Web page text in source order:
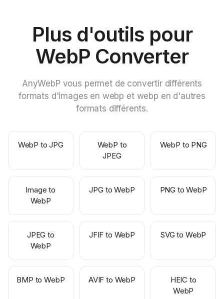
Plus d'outils pour
WebP Converter
AnyWebP vous permet de convertir différents
formats d'images en webp et webp en d'autres
formats différents.
WebP to JPG
WebP to
JPEG
WebP to PNG
Image to
WebP
JPG to WebP PNG to WebP
JPEG to
WebP
JFIF to WebP SVG to WebP
BMP to WebP AVIF to WebP
HEIC to
WebP